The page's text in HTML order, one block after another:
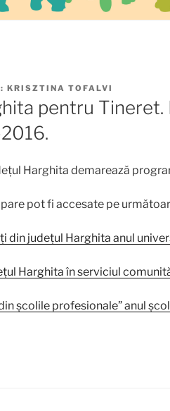
KRISZTINA TOFALVI
pentru
Harghita demarează
pot fi accesate pe
din județul Harghita anul
Harghita în serviciul
școlile profesionale” anul